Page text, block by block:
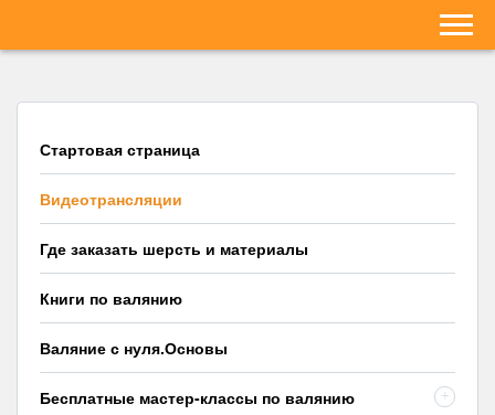
Стартовая страница
Видеотрансляции
Где заказать шерсть и материалы
Книги по валянию
Валяние с нуля.Основы
Бесплатные мастер-классы по валянию +